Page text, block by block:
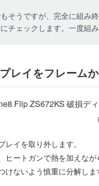
そうですが、完全に組み
チェックします。一度組
レイをフレーム
レイを取り外します。
ヒートガンで熱を加えな
けないよう慎重に分解しま